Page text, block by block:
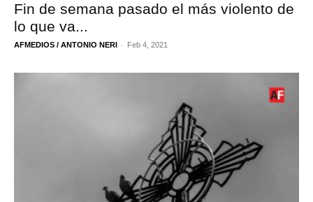
Fin de semana pasado el más violento de
lo que va...
AFMEDIOS / ANTONIO NERI - Feb 4, 2021